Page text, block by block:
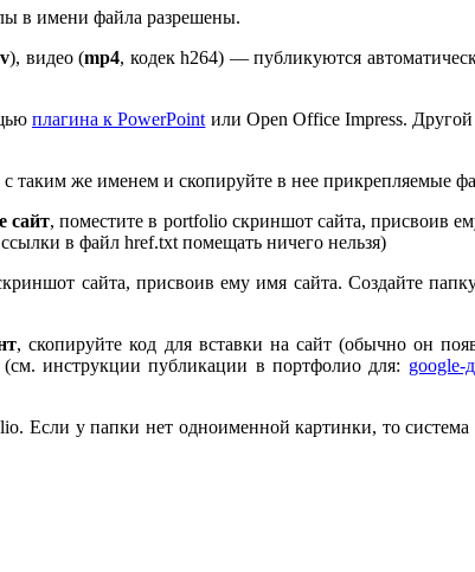
в имени файла разрешены.
), видео (mp4, кодек h264) — публикуются
плагина к Pow­er­Point или Open Office Impress.
с таким же именем и скопируйте в нее прикрепляемые
сайт, поместите в port­fo­lio скриншот сайта, присвоив
в файл href.txt помещать ничего нельзя)
сайта, присвоив ему имя сайта. Создайте
, скопируйте код для вставки на сайт (обычно он
инструкции публикации в портфолио для: google-
Если у папки нет одноименной картинки, то